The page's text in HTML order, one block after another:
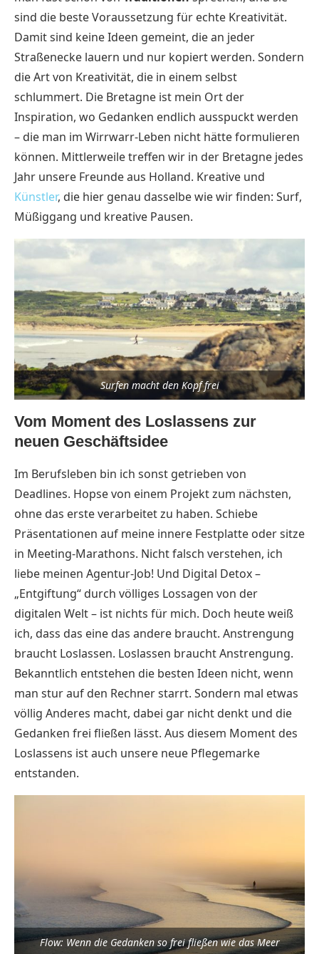
sind die beste Voraussetzung für echte Kreativität.
Damit sind keine Ideen gemeint, die an jeder
Straßenecke lauern und nur kopiert werden. Sondern
die Art von Kreativität, die in einem selbst
schlummert. Die Bretagne ist mein Ort der
Inspiration, wo Gedanken endlich ausspuckt werden
– die man im Wirrwarr-Leben nicht hätte formulieren
können. Mittlerweile treffen wir in der Bretagne jedes
Jahr unsere Freunde aus Holland. Kreative und
Künstler, die hier genau dasselbe wie wir finden: Surf,
Müßiggang und kreative Pausen.
Surfen macht den Kopf frei
Vom Moment des Loslassens zur
neuen Geschäftsidee
Im Berufsleben bin ich sonst getrieben von
Deadlines. Hopse von einem Projekt zum nächsten,
ohne das erste verarbeitet zu haben. Schiebe
Präsentationen auf meine innere Festplatte oder sitze
in Meeting-Marathons. Nicht falsch verstehen, ich
liebe meinen Agentur-Job! Und Digital Detox –
„Entgiftung“ durch völliges Lossagen von der
digitalen Welt – ist nichts für mich. Doch heute weiß
ich, dass das eine das andere braucht. Anstrengung
braucht Loslassen. Loslassen braucht Anstrengung.
Bekanntlich entstehen die besten Ideen nicht, wenn
man stur auf den Rechner starrt. Sondern mal etwas
völlig Anderes macht, dabei gar nicht denkt und die
Gedanken frei fließen lässt. Aus diesem Moment des
Loslassens ist auch unsere neue Pflegemarke
entstanden.
Flow: Wenn die Gedanken so frei fließen wie das Meer